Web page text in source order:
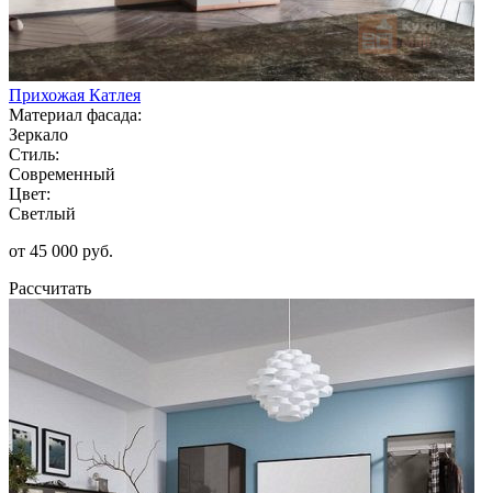
Прихожая Катлея
Материал фасада:
Зеркало
Стиль:
Современный
Цвет:
Светлый
от 45 000 руб.
Рассчитать